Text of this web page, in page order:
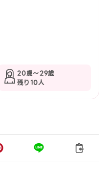
20歳〜29歳
残り10人